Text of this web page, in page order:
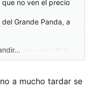
no ven el precio
Grande Panda, a
pero más SUV
unos de otros? Para
a mucho tardar se